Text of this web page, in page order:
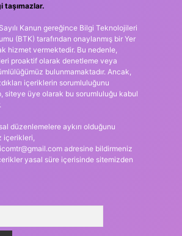
taşımazlar.
Kanun gereğince Bilgi Teknolojileri
(BTK) tarafından onaylanmış bir Yer
hizmet vermektedir. Bu nedenle,
proaktif olarak denetleme veya
bulunmamaktadır. Ancak,
içeriklerin sorumluluğunu
siteye üye olarak bu sorumluluğu kabul
düzenlemelere aykırı olduğunu
içerikleri,
adresine bildirmeniz
yasal süre içerisinde sitemizden